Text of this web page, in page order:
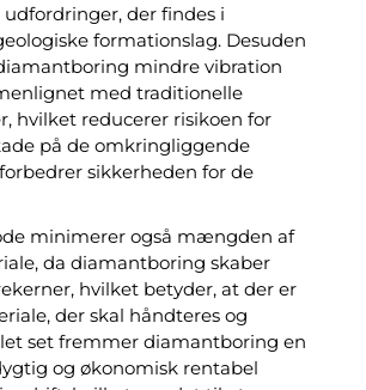
der findes i
formationslag. Desuden
mindre vibration
med traditionelle
hvilket reducerer risikoen for
på de omkringliggende
sikkerheden for de
minimerer også mængden af
da diamantboring skaber
hvilket betyder, at der er
der skal håndteres og
set fremmer diamantboring en
og økonomisk rentabel